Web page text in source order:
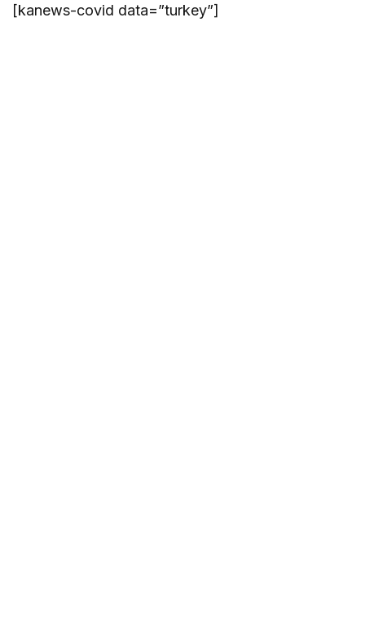
[kanews-covid data=”turkey”]